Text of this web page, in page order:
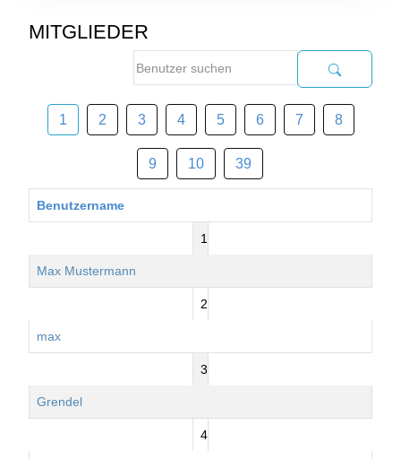
MITGLIEDER
1 2 3 4 5 6 7 8
9 10 39
Benutzername
1
Max Mustermann
2
max
3
Grendel
4